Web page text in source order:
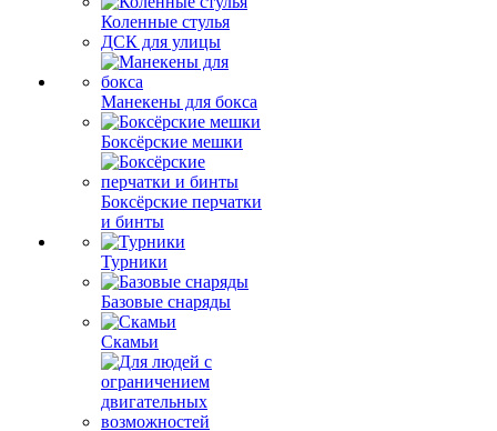
Коленные стулья
ДСК для улицы
Манекены для бокса
Боксёрские мешки
Боксёрские перчатки
и бинты
Турники
Базовые снаряды
Скамьи